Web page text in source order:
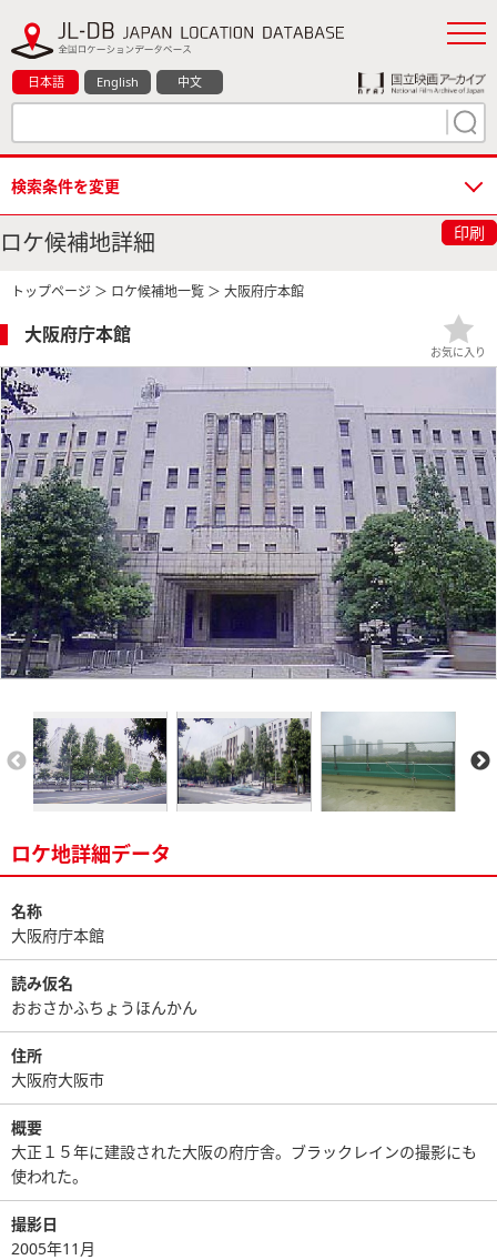
日本語 English 中文
検索条件を変更
ロケ候補地詳細 印刷
トップページ ＞ ロケ候補地一覧 ＞ 大阪府庁本館
大阪府庁本館
お気に入り
ロケ地詳細データ
名称
大阪府庁本館
読み仮名
おおさかふちょうほんかん
住所
大阪府大阪市
概要
大正１５年に建設された大阪の府庁舎。ブラックレインの撮影にも
使われた。
撮影日
2005年11月